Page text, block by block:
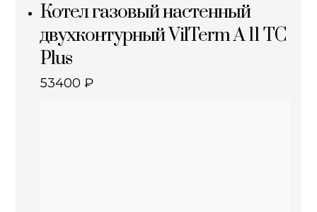
Котел газовый настенный
двухконтурный VilTerm A 11 TC
Plus
53400₽